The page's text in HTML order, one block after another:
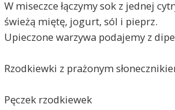
W miseczce łączymy sok z jednej
świeżą miętę, jogurt, sól i pieprz.
Upieczone warzywa podajemy z
Rzodkiewki z prażonym
Pęczek rzodkiewek